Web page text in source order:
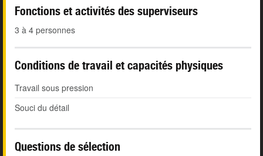
Fonctions et activités des superviseurs
3 à 4 personnes
Conditions de travail et capacités physiques
Travail sous pression
Souci du détail
Questions de sélection